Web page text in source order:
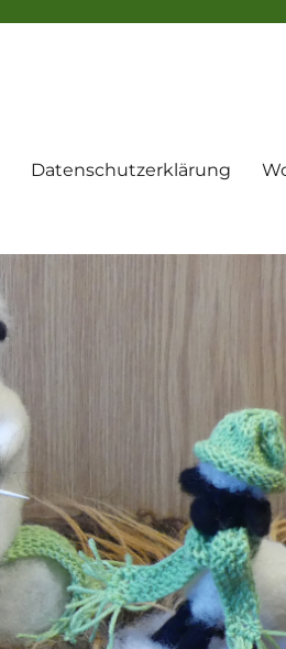
Datenschutzerklärung